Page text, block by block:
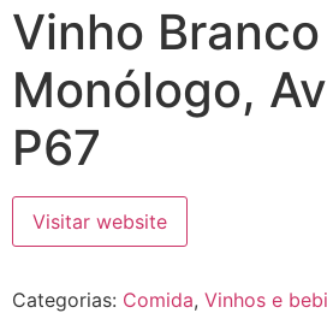
Vinho Branco
Monólogo,
P67
Visitar website
Categorias: Comida, Vinhos e